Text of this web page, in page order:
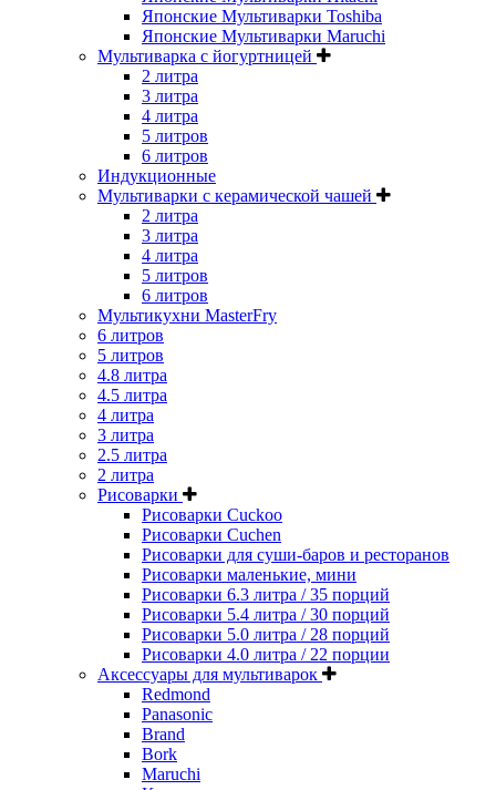
Японские Мультиварки Toshiba
Японские Мультиварки Maruchi
Мультиварка с йогуртницей
2 литра
3 литра
4 литра
5 литров
6 литров
Индукционные
Мультиварки с керамической чашей
2 литра
3 литра
4 литра
5 литров
6 литров
Мультикухни MasterFry
6 литров
5 литров
4.8 литра
4.5 литра
4 литра
3 литра
2.5 литра
2 литра
Рисоварки
Рисоварки Cuckoo
Рисоварки Cuchen
Рисоварки для суши-баров и ресторанов
Рисоварки маленькие, мини
Рисоварки 6.3 литра / 35 порций
Рисоварки 5.4 литра / 30 порций
Рисоварки 5.0 литра / 28 порций
Рисоварки 4.0 литра / 22 порции
Аксессуары для мультиварок
Redmond
Panasonic
Brand
Bork
Maruchi